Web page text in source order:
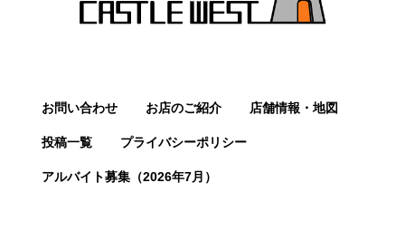
お問い合わせ お店のご紹介 店舗情報・地図
投稿一覧 プライバシーポリシー
アルバイト募集（2026年7月）